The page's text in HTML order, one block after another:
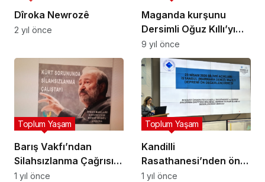
Dîroka Newrozê
2 yıl önce
Maganda kurşunu
Dersimli Oğuz Kıllı’yı
hayattan kopardı
9 yıl önce
Barış Vakfı’ndan
Silahsızlanma Çağrısı:
“Çözüm ve Barış İçin
Toplum Yaşam
1 yıl önce
Kandilli
Rasathanesi’nden ön
rapor: Depremin
Toplum Yaşam
1 yıl önce